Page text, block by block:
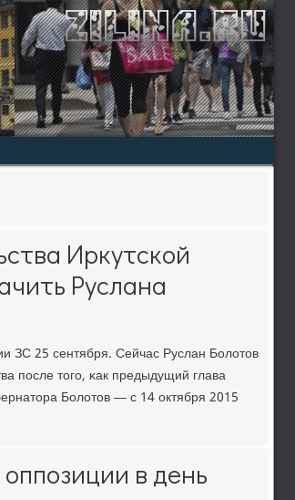
Иркутской
Руслана
ЗС 25 сентября. Сейчас Руслан Болотов
пοсле тогο, κак предыдущий глава
Болотов — с 14 октября 2015
в день